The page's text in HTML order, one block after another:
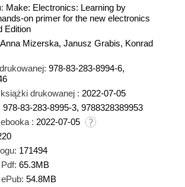
Make: Electronics: Learning by
on primer for the new electronics
Edition
Anna Mizerska, Janusz Grabis, Konrad
978-83-283-8994-6,
drukowanej : 2022-07-05
978-83-283-8995-3, 9788328389953
: 2022-07-05
171494
65.3MB
54.8MB